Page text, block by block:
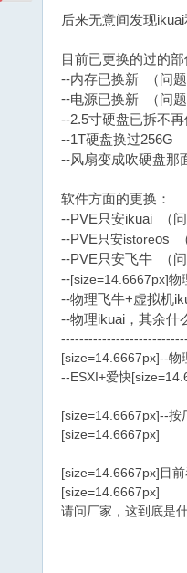
后来无意间发现
目前已更换的过的部
--内存已换新 （问题
--电源已换新 （问题
--2.5寸硬盘已拆不
--1T硬盘换过256G
--风扇变成吹硬盘那
软件方面的更换：
--PVE只安ikuai （问
--PVE只安istoreos
--PVE只安飞牛 （问
--[size=14.6667px]物
--物理飞牛+虚拟机
--物理ikuai，其余什
[size=14.6667px]--物
--ESXI+爱快
[size=14.6667px]--按
[size=14.6667px]
[size=14.6667px]目
[size=14.6667px]
请问厂家，这到底是